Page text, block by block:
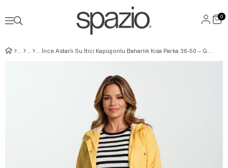
0
İnce Astarlı Su İtici Kapüşonlu Baharlık Kısa Parka 36-50 – Goudot SARI